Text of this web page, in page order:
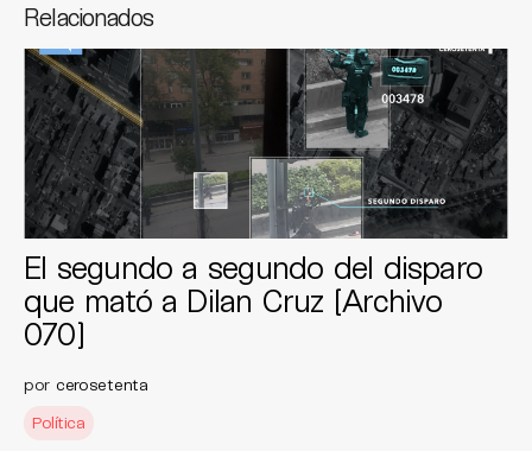
Relacionados
El segundo a segundo del disparo
que mató a Dilan Cruz [Archivo
070]
por cerosetenta
Política